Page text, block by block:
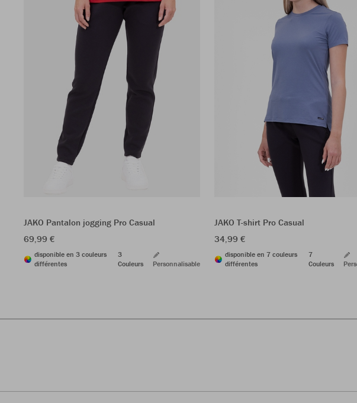
JAKO Pantalon jogging Pro Casual
69,99 €
disponible en 3 couleurs
différentes
3
Couleurs
Personnalisable
JAKO T-shirt Pro Casual
34,99 €
disponible en 7 couleurs
différentes
7
Couleurs